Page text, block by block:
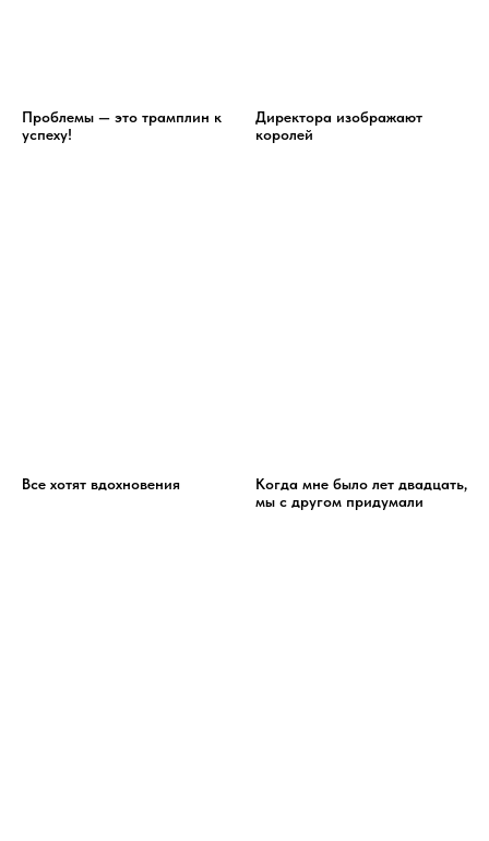
Проблемы — это трамплин к
успеху!
Директора изображают
королей
Все хотят вдохновения
Когда мне было лет двадцать,
мы с другом придумали